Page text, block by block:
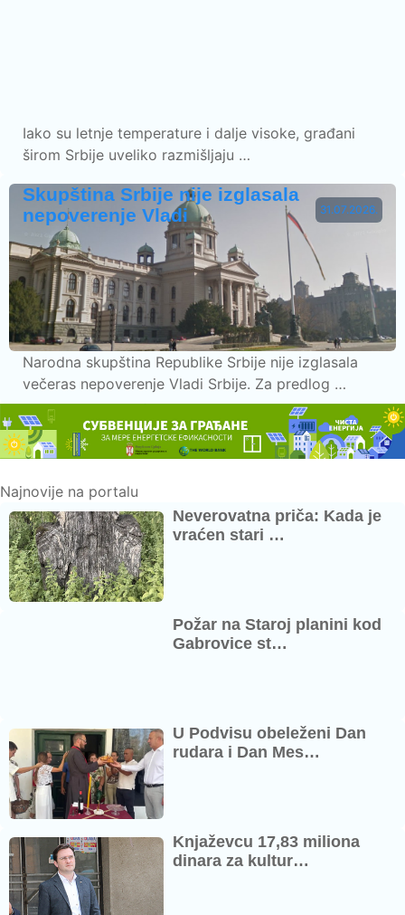
Iako su letnje temperature i dalje visoke, građani
širom Srbije uveliko razmišljaju …
31.07.2026.
Skupština Srbije nije izglasala
nepoverenje Vladi
Narodna skupština Republike Srbije nije izglasala
večeras nepoverenje Vladi Srbije. Za predlog …
Najnovije na portalu
Neverovatna priča: Kada je
vraćen stari …
Požar na Staroj planini kod
Gabrovice st…
U Podvisu obeleženi Dan
rudara i Dan Mes…
Knjaževcu 17,83 miliona
dinara za kultur…